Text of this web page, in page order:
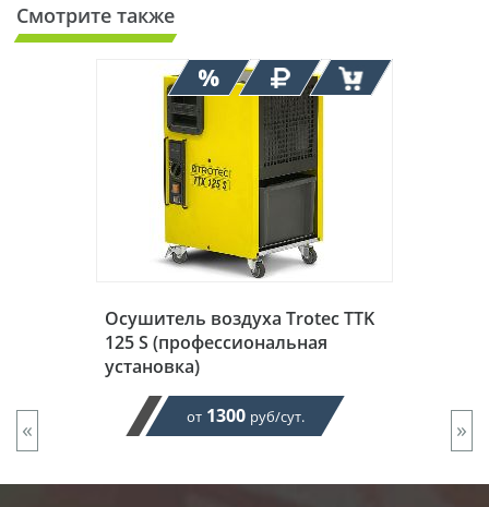
Смотрите также
Осушитель воздуха Trotec TTK
125 S (профессиональная
установка)
от 1300 руб/сут.
« »